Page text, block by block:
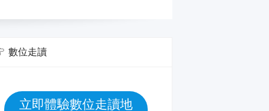
數位走讀
立即體驗數位走讀地